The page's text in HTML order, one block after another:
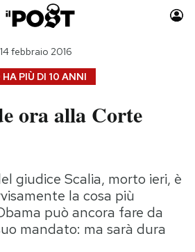
Auto
Moda
Storie/Idee
Ok Boomer!
Media
Europa
PIÙ DI 10 ANNI
febbraio 2016
ora alla Corte
giudice Scalia, morto ieri, è
la cosa più
può ancora fare da
mandato: ma sarà dura